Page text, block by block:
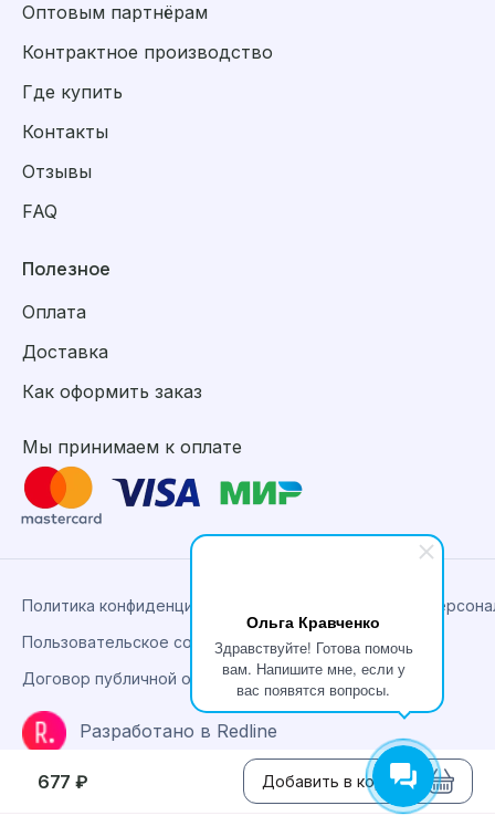
Ольга Кравченко
Здравствуйте! Готова помочь
вам. Напишите мне, если у
вас появятся вопросы.
677 ₽ Добавить в корзину
Оптовым партнёрам
Контрактное производство
Где купить
Контакты
Отзывы
FAQ
Полезное
Оплата
Доставка
Как оформить заказ
Мы принимаем к оплате
©2026 «Биолит.ру».
Разработано в Redline
Политика конфиденциальности, сбора и обработки
Пользовательское соглашение
Договор публичной оферты